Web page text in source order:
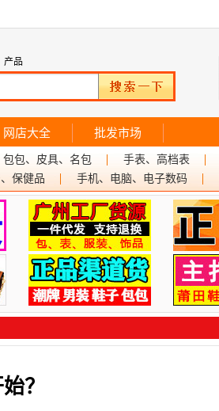
产品
网店大全 批发市场
包包、皮具、名包 手表、高档表
保健品 手机、电脑、电子数码
？